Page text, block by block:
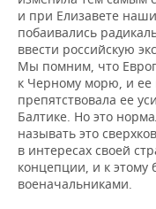
и при Елизавете
побаивались
ввести российскую
Мы помним, что
к Черному морю, и ее
препятствовала ее
Балтике. Но это
называть это
в интересах своей
концепции, и к этому
военачальниками.